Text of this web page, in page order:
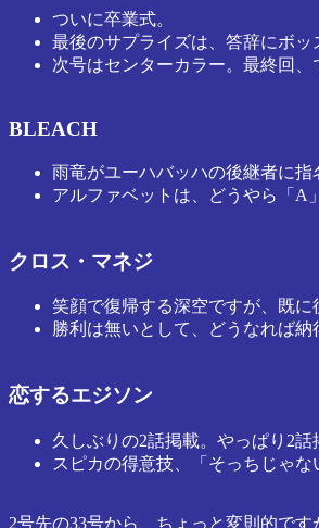
ついに卒業式。
最後のサプライズは、答辞にボッ
次号はセンターカラー。最終回、
BLEACH
雨竜がユーハバッハの後継者に
アルファベットは、どうやら「A
クロス・マネジ
笑顔で復帰する深空ですが、既に
勝利は無いとして、どうなれば
恋するエジソン
久しぶりの2話掲載。やっぱり2
スピカの得意技、「そっちじゃな
2号先の33号から、ちょっと変則的です